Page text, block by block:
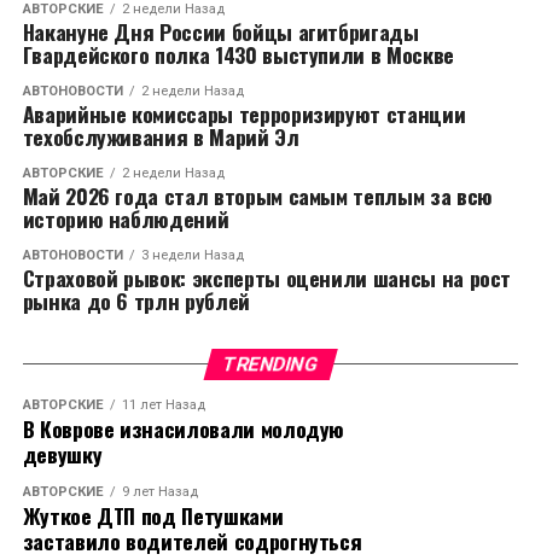
АВТОРСКИЕ 2 недели Назад
Накануне Дня России бойцы агитбригады
Гвардейского полка 1430 выступили в Москве
АВТОНОВОСТИ 2 недели Назад
Аварийные комиссары терроризируют станции
техобслуживания в Марий Эл
АВТОРСКИЕ 2 недели Назад
Май 2026 года стал вторым самым теплым за всю
историю наблюдений
АВТОНОВОСТИ 3 недели Назад
Страховой рывок: эксперты оценили шансы на рост
рынка до 6 трлн рублей
TRENDING
АВТОРСКИЕ 11 лет Назад
В Коврове изнасиловали молодую
девушку
АВТОРСКИЕ 9 лет Назад
Жуткое ДТП под Петушками
заставило водителей содрогнуться